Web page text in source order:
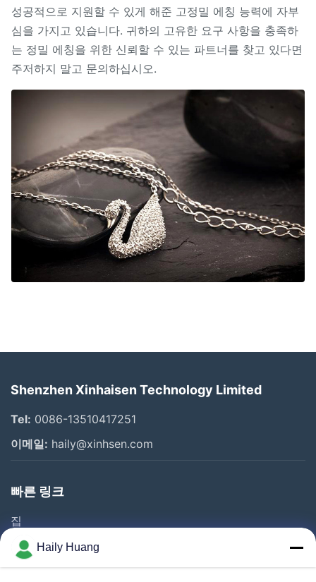
성공적으로 지원할 수 있게 해준 고정밀 에칭 능력에 자부
심을 가지고 있습니다. 귀하의 고유한 요구 사항을 충족하
는 정밀 에칭을 위한 신뢰할 수 있는 파트너를 찾고 있다면
주저하지 말고 문의하십시오.
Shenzhen Xinhaisen Technology Limited
Tel: 0086-13510417251
이메일: haily@xinhsen.com
빠른 링크
집
제품 소개
동영상
Haily Huang